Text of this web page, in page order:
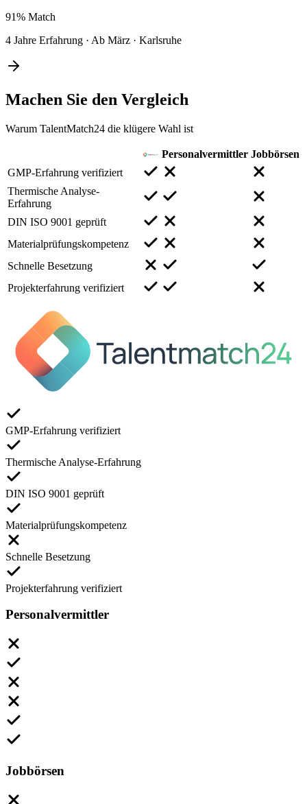
91% Match
4 Jahre Erfahrung · Ab März · Karlsruhe
Machen Sie den Vergleich
Warum TalentMatch24 die klügere Wahl ist
Personalvermittler Jobbörsen
GMP-Erfahrung verifiziert
Thermische Analyse-
Erfahrung
DIN ISO 9001 geprüft
Materialprüfungskompetenz
Schnelle Besetzung
Projekterfahrung verifiziert
GMP-Erfahrung verifiziert
Thermische Analyse-Erfahrung
DIN ISO 9001 geprüft
Materialprüfungskompetenz
Schnelle Besetzung
Projekterfahrung verifiziert
Personalvermittler
Jobbörsen